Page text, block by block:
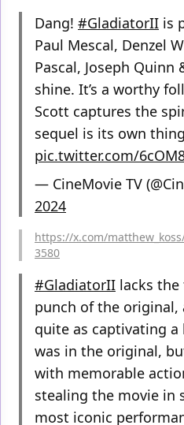
Dang! #GladiatorII is
Paul Mescal, Denzel
Pascal, Joseph Quinn
shine. It’s a worthy
Scott captures the
sequel is its own
pic.twitter.com/
— CineMovie TV
2024
https://x.com/
3580
#GladiatorII lacks
punch of the original,
quite as captivating a
was in the original,
with memorable
stealing the movie in
most iconic